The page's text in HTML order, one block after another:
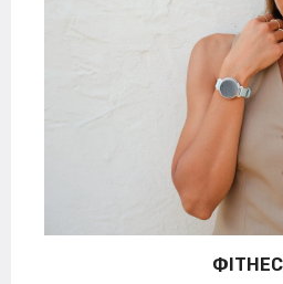
ФІТНЕС